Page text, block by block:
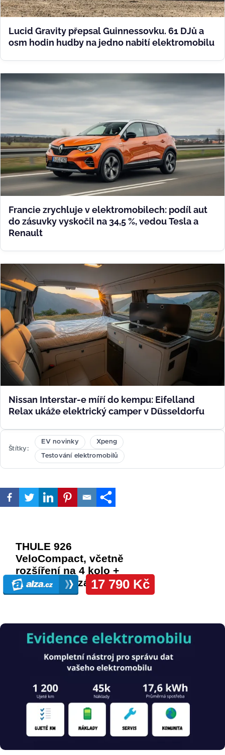
Lucid Gravity přepsal Guinnessovku. 61 DJů a
osm hodin hudby na jedno nabití elektromobilu
Francie zrychluje v elektromobilech: podíl aut
do zásuvky vyskočil na 34,5 %, vedou Tesla a
Renault
Nissan Interstar-e míří do kempu: Eifelland
Relax ukáže elektrický camper v Düsseldorfu
Štítky
EV novinky Xpeng
Testování elektromobilů
Obrázek